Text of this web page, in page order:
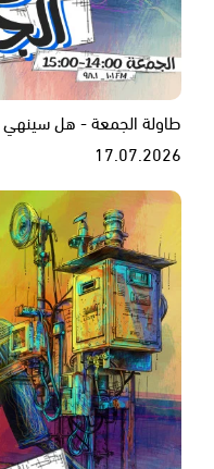
طاولة الجمعة - هل سينهي
17.07.2026